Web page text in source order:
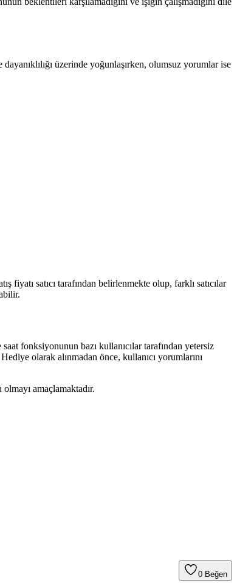
üzerinde yoğunlaşırken, olumsuz yorumlar ise
satıcı tarafından belirlenmekte olup, farklı satıcılar
fonksiyonunun bazı kullanıcılar tarafından yetersiz
olarak alınmadan önce, kullanıcı yorumlarını
amaçlamaktadır.
0 Beğen